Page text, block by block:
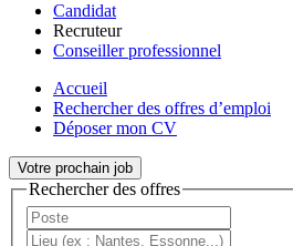
Candidat
Recruteur
Conseiller professionnel
Accueil
Rechercher des offres d’emploi
Déposer mon CV
Votre prochain job
Rechercher des offres